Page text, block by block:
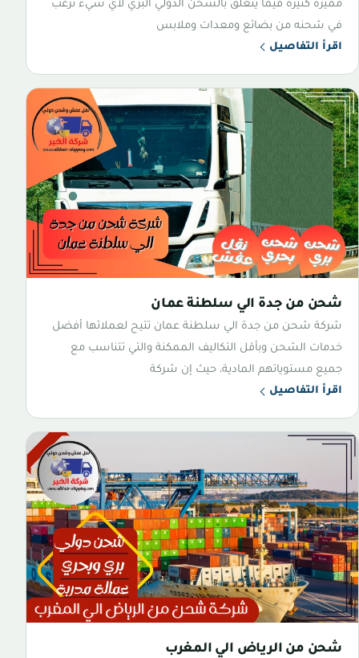
مميزة كثيرة فيما يتعلق بالشحن الدولي البري لأي شيء ترغب
في شحنه من بضائع ومعدات وملابس
اقرأ التفاصيل
شحن من جدة الي سلطنة عمان
شركة شحن من جدة الي سلطنة عمان تتيح لعملائها أفضل
خدمات الشحن وبأقل التكاليف الممكنة والتي تتناسب مع
جميع مستوياتهم المادية، حيث إن شركة
اقرأ التفاصيل
شحن من الرياض الي المغرب